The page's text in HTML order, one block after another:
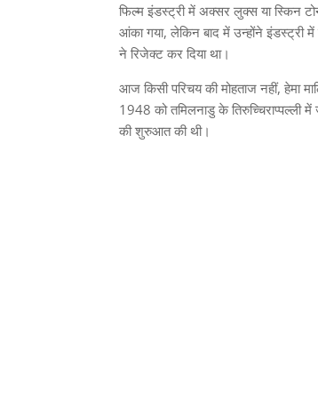
फिल्म इंडस्ट्री में अक्सर लुक्स या स्किन
आंका गया,लेकिन बाद में उन्होंने इंडस्ट्री में
ने रिजेक्ट कर दिया था।
आज किसी परिचय की मोहताज नहीं,हेमा
1948को तमिलनाडु के तिरुच्चिराप्पल्ली
की शुरुआत की थी।